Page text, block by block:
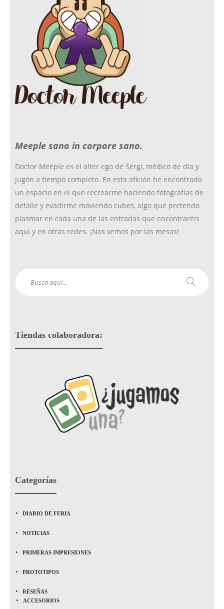
e
b
o
k
t
a
g
a
m
Meeple sano in corpore sano.
Doctor Meeple es el alter ego de Sergi, médico de día y
jugón a tiempo completo. En esta afición he encontrado
un espacio en el que recrearme haciendo fotografías de
detalle y evadirme moviendo cubos, algo que pretendo
plasmar en cada una de las entradas que encontraréis
aquí y en otras redes. ¡Nos vemos por las mesas!
Tiendas colaboradora:
Categorías
DIARIO DE FERIA
NOTICIAS
PRIMERAS IMPRESIONES
PROTOTIPOS
RESEÑAS
ACCESORIOS